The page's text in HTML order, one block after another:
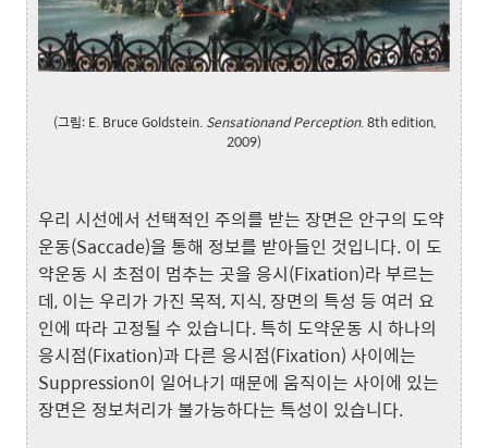
(그림: E. Bruce Goldstein. Sensationand Perception. 8th edition,
2009)
우리 시선에서 선택적인 주의를 받는 장면은 안구의 도약
운동(Saccade)을 통해 정보를 받아들인 것입니다. 이 도
약운동 시 초점이 멈추는 곳을 응시(Fixation)라 부르는
데, 이는 우리가 가진 목적, 지식, 장면의 특성 등 여러 요
인에 따라 고정될 수 있습니다. 특히 도약운동 시 하나의
응시점(Fixation)과 다른 응시점(Fixation) 사이에는
Suppression이 일어나기 때문에 움직이는 사이에 있는
장면은 정보처리가 불가능하다는 특성이 있습니다.